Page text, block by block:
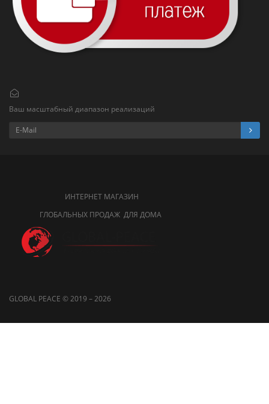
Ваш масштабный диапазон реализаций
ИНТЕРНЕТ МАГАЗИН
ГЛОБАЛЬНЫХ ПРОДАЖ ДЛЯ ДОМА
GLOBAL PEACE © 2019 – 2026